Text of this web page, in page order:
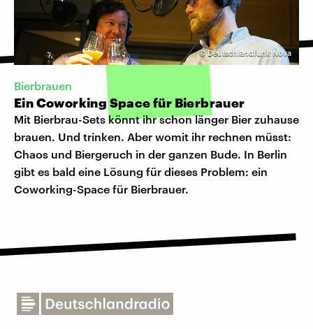
©Deutschlandfunk Nova
Bierbrauen
Ein Coworking Space für Bierbrauer
Mit Bierbrau-Sets könnt ihr schon länger Bier zuhause
brauen. Und trinken. Aber womit ihr rechnen müsst:
Chaos und Biergeruch in der ganzen Bude. In Berlin
gibt es bald eine Lösung für dieses Problem: ein
Coworking-Space für Bierbrauer.